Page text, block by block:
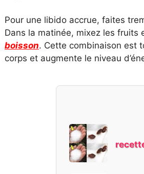
Pour une libido accrue, faites
Dans la matinée, mixez les fruits
boisson. Cette combinaison est
corps et augmente le niveau